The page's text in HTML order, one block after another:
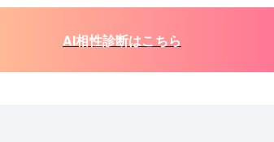
AI相性診断はこちら